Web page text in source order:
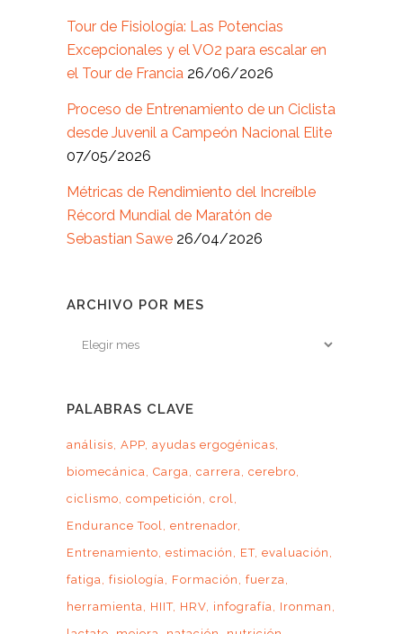
Tour de Fisiología: Las Potencias
Excepcionales y el VO2 para escalar en
el Tour de Francia 26/06/2026
Proceso de Entrenamiento de un Ciclista
desde Juvenil a Campeón Nacional Elite
07/05/2026
Métricas de Rendimiento del Increíble
Récord Mundial de Maratón de
Sebastian Sawe 26/04/2026
ARCHIVO POR MES
Archivo
PALABRAS CLAVE
análisis APP ayudas ergogénicas
biomecánica
Carga carrera
cerebro
ciclismo competición
crol
Endurance Tool
entrenador
Entrenamiento estimación ET evaluación
fatiga
fisiología Formación
fuerza
herramienta
HIIT HRV infografía
Ironman